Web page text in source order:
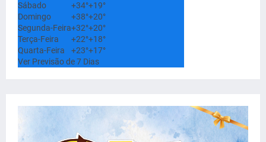
Sábado
+34°+19°
Domingo
+38°+20°
Segunda-Feira+32°+20°
Terça-Feira
+22°+18°
Quarta-Feira
+23°+17°
Ver Previsão de 7 Dias